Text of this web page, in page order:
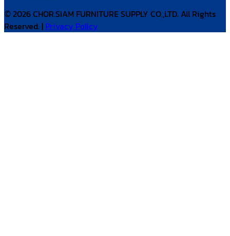
© 2026 CHOR.SIAM FURNITURE SUPPLY CO.,LTD. All Rights
Reserved. | Privacy Policy